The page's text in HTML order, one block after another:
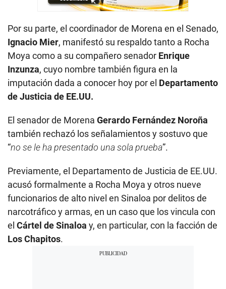
Por su parte, el coordinador de Morena en el Senado,
Ignacio Mier, manifestó su respaldo tanto a Rocha
Moya como a su compañero senador Enrique
Inzunza, cuyo nombre también figura en la
imputación dada a conocer hoy por el Departamento
de Justicia de EE.UU.
El senador de Morena Gerardo Fernández Noroña
también rechazó los señalamientos y sostuvo que
“no se le ha presentado una sola prueba”.
Previamente, el Departamento de Justicia de EE.UU.
acusó formalmente a Rocha Moya y otros nueve
funcionarios de alto nivel en Sinaloa por delitos de
narcotráfico y armas, en un caso que los vincula con
el Cártel de Sinaloa y, en particular, con la facción de
Los Chapitos.